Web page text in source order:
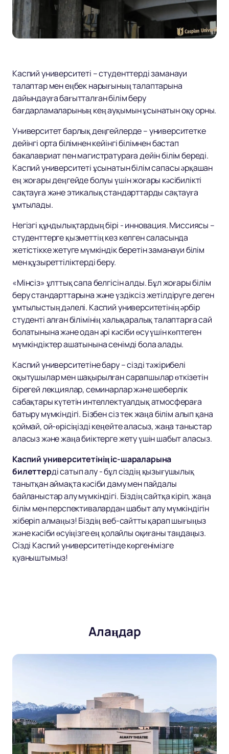
Каспий университеті – студенттерді заманауи
талаптар мен еңбек нарығының талаптарына
дайындауға бағытталған білім беру
бағдарламаларының кең ауқымын ұсынатын оқу орны.
Университет барлық деңгейлерде – университетке
дейінгі орта білімнен кейінгі білімнен бастап
бакалавриат пен магистратураға дейін білім береді.
Каспий университеті ұсынатын білім сапасы әрқашан
ең жоғары деңгейде болуы үшін жоғары кәсібилікті
сақтауға және этикалық стандарттарды сақтауға
ұмтылады.
Негізгі құндылықтардың бірі - инновация. Миссиясы –
студенттерге қызметтің кез келген саласында
жетістікке жетуге мүмкіндік беретін заманауи білім
мен құзыреттіліктерді беру.
«Мінсіз» ұлттық сапа белгісін алды. Бұл жоғары білім
беру стандарттарына және үздіксіз жетілдіруге деген
ұмтылыстың дәлелі. Каспий университетінің әрбір
студенті алған білімінің халықаралық талаптарға сай
болатынына және одан әрі кәсіби өсу үшін көптеген
мүмкіндіктер ашатынына сенімді бола алады.
Каспий университетіне бару – сізді тәжірибелі
оқытушылар мен шақырылған сарапшылар өткізетін
бірегей лекциялар, семинарлар және шеберлік
сабақтары күтетін интеллектуалдық атмосфераға
батыру мүмкіндігі. Бізбен сіз тек жаңа білім алып қана
қоймай, ой-өрісіңізді кеңейте аласыз, жаңа таныстар
аласыз және жаңа биіктерге жету үшін шабыт аласыз.
Каспий университетінің іс-шараларына
билеттерді сатып алу - бұл сіздің қызығушылық
танытқан аймақта кәсіби даму мен пайдалы
байланыстар алу мүмкіндігі. Біздің сайтқа кіріп, жаңа
білім мен перспективалардан шабыт алу мүмкіндігін
жіберіп алмаңыз! Біздің веб-сайтты қарап шығыңыз
және кәсіби өсуіңізге ең қолайлы оқиғаны таңдаңыз.
Сізді Каспий университетінде көргенімізге
қуаныштымыз!
Алаңдар